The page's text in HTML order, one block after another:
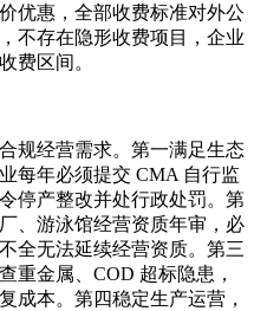
优惠，全部收费标准对外公
不存在隐形收费项目，企业
费区间。
规经营需求。第一满足生态
每年必须提交 CMA 自行监
停产整改并处行政处罚。第
、游泳馆经营资质年审，必
全无法延续经营资质。第三
重金属、COD 超标隐患，
成本。第四稳定生产运营，